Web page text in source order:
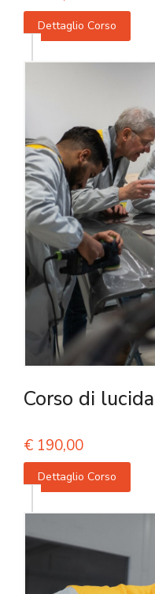
Dettaglio Corso
Corso di
€ 190,00
Dettaglio Corso